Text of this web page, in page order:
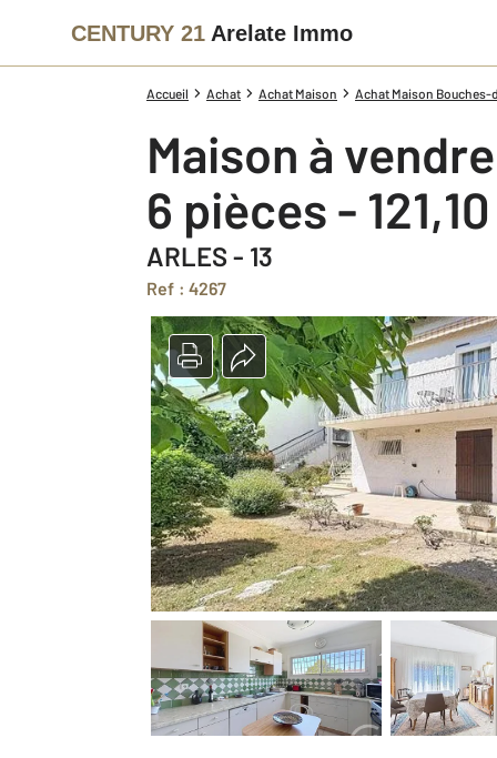
CENTURY 21 Arelate Immo
Accueil Achat Achat Maison Achat Maison Bouches-
Maison à vendre
6 pièces -
ARLES - 13
Ref : 4267